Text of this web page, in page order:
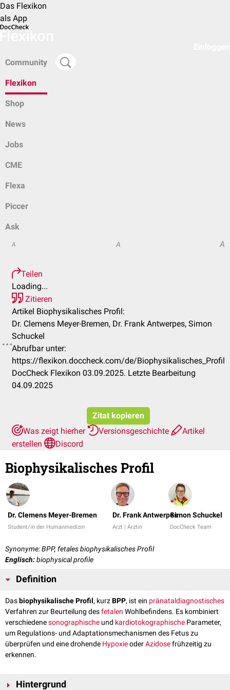
Das Flexikon
als App
Community
Flexikon
Shop
News
Jobs
CME
Flexa
Piccer
Ask
A A A
Teilen
Loading...
Zitieren
Artikel Biophysikalisches Profil:
Dr. Clemens Meyer-Bremen, Dr. Frank Antwerpes, Simon
Schuckel
Abrufbar unter:
https://flexikon.doccheck.com/de/Biophysikalisches_Profil
DocCheck Flexikon 03.09.2025. Letzte Bearbeitung
04.09.2025
Zitat kopieren
Was zeigt hierher
Versionsgeschichte
Artikel
erstellen
Discord
Biophysikalisches Profil
Dr. Clemens Meyer-Bremen
Student/in der Humanmedizin
Dr. Frank Antwerpes
Arzt | Ärztin
Simon Schuckel
DocCheck Team
Synonyme: BPP, fetales biophysikalisches Profil
Englisch:biophysical profile
Definition
Dasbiophysikalische Profil, kurzBPP, ist ein pränataldiagnostisches
Verfahren zur Beurteilung desfetalen Wohlbefindens. Es kombiniert
verschiedenesonographische und kardiotokographische Parameter,
um Regulations- und Adaptationsmechanismen des Fetus zu
überprüfen und eine drohende HypoxieoderAzidosefrühzeitig zu
erkennen.
Hintergrund